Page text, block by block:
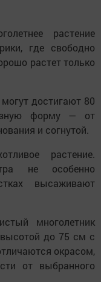
растение
где свободно
растет только
достигают 80
форму — от
и согнутой.
растение.
не особенно
высаживают
многолетник
до 75 см с
окрасом,
от выбранного